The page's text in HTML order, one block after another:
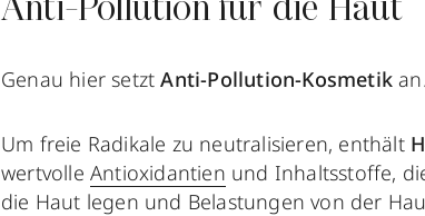
Anti-Pollution für die Haut
Genau hier setztAnti-Pollution-Kosmetikan.
Um freie Radikale zu neutralisieren, enthält
wertvolle Antioxidantien und Inhaltsstoffe,
die Haut legen und Belastungen von der